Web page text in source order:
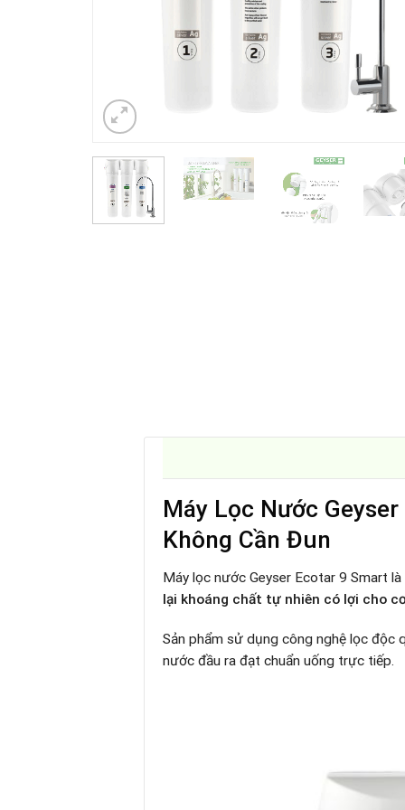
Máy Lọc Nước Geyser
Không Cần Đun
Máy lọc nước Geyser Ecotar 9 Smart
lại khoáng chất tự nhiên có lợi cho
Sản phẩm sử dụng công nghệ lọc độc
nước đầu ra đạt chuẩn uống trực tiếp.